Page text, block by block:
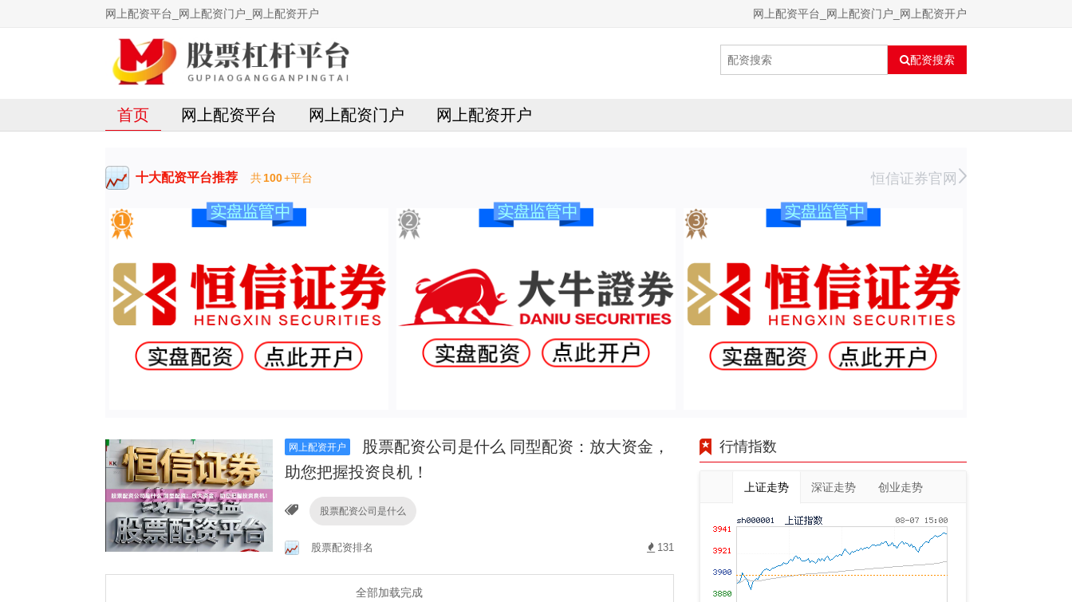
网上配资平台_网上配资门户_网上配资开户 网上配资平台_网上配资门户_网上配资开户
配资搜索
首页 网上配资平台 网上配资门户 网上配资开户
十大配资平台推荐 共100+平台 恒信证券官网
网上配资开户
股票配资公司是什么 同型配资：放大资金，
助您把握投资良机！
股票配资公司是什么
股票配资排名 131
全部加载完成
行情指数
上证走势 深证走势 创业走势